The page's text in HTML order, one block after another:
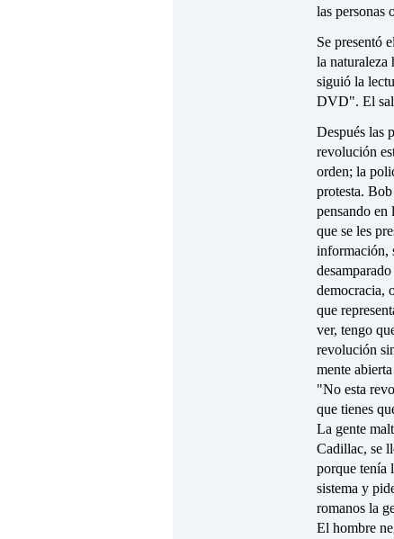
las personas
Se presentó
la
siguió la
DVD". El
Después las
revolución
orden; la
protesta.
pensando en
que se les
información,
democracia,
que
ver, tengo
revolución
mente
"No esta
que tienes
La gente
Cadillac, se
porque tenía
sistema y
romanos la
El hombre